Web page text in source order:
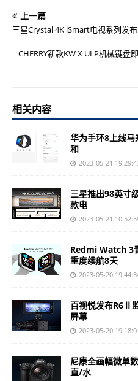
上一篇
三星Crystal 4K iSmart电视系列发
CHERRY新款KW X ULP机械键盘
相关内容
华为手环8上线
和
2023-05-21
三星推出98英寸
款电
2023-05-21
Redmi Watch 3
重度续航8天
2023-05-20
百视悦发布R6Ⅱ
屏幕
2023-05-20
尼康全画幅微单
直/水